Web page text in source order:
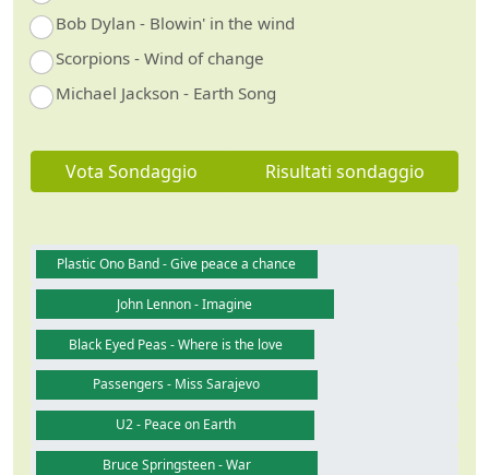
Bob Dylan - Blowin' in the wind
Scorpions - Wind of change
Michael Jackson - Earth Song
Vota Sondaggio Risultati sondaggio
Plastic Ono Band - Give peace a chance
John Lennon - Imagine
Black Eyed Peas - Where is the love
Passengers - Miss Sarajevo
U2 - Peace on Earth
Bruce Springsteen - War